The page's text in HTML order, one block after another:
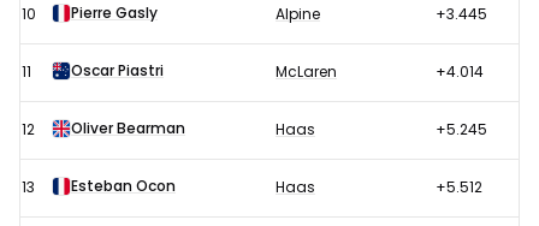
10 Pierre Gasly Alpine +3.445
11 Oscar Piastri McLaren +4.014
12 Oliver Bearman Haas +5.245
13 Esteban Ocon Haas +5.512